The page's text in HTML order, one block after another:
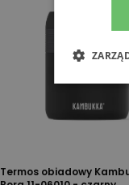
Termos obiadowy